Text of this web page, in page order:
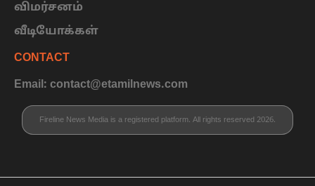
விமர்சனம்
வீடியோக்கள்
CONTACT
Email: contact@etamilnews.com
Fireline News Media is a registered platform. All rights reserved 2026.